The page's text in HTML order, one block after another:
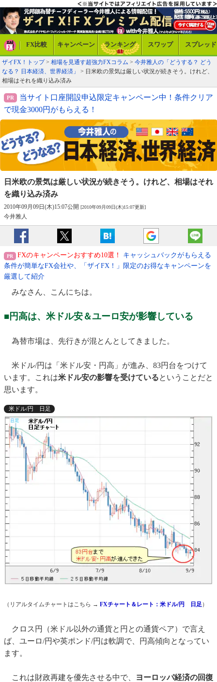
FX比較 キャンペーン ランキング スワップ スプレッド
ザイFX！トップ> 相場を見通す超強力FXコラム > 今井雅人の「どうする？ どう
なる？ 日本経済、世界経済」
> 日米欧の景気は厳しい状況が続きそう。けれど、
相場はそれを織り込み済み
当サイト口座開設申込限定キャンペーン中！条件クリア
で現金3000円がもらえる！
日米欧の景気は厳しい状況が続きそう。 けれど、相場はそれ
を織り込み済み
2010年09月09日(木)15:07公開 [2010年09月09日(木)15:07更新]
今井雅人
FXのキャンペーンおすすめ10選！
キャッシュバックがもらえる
条件が簡単なFX会社や、「ザイFX！」限定のお得なキャンペーンを
厳選して紹介
みなさん、こんにちは。
■円高は、米ドル安＆ユーロ安が影響している
為替市場は、先行きが混とんとしてきました。
米ドル/円は「米ドル安・円高」が進み、83円台をつけて
います。これは米ドル安の影響を受けているということだと
思います。
米ドル/円 日足
（リアルタイムチャートはこちら → FXチャート＆レート：米ドル/円 日足）
クロス円（米ドル以外の通貨と円との通貨ペア）で言え
ば、ユーロ/円や英ポンド/円は軟調で、円高傾向となってい
ます。
これは財政再建を優先させる中で、
ヨーロッパ経済の回復